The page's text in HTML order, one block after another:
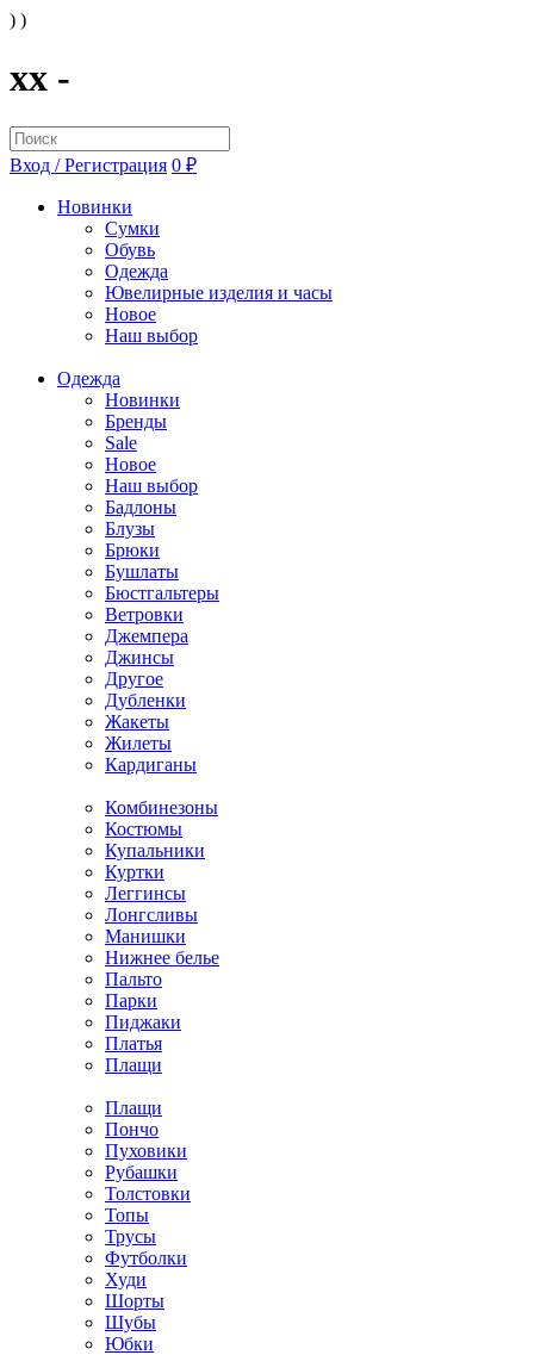
) )
xx -
Вход / Регистрация 0 ₽
Новинки
Сумки
Обувь
Одежда
Ювелирные изделия и часы
Новое
Наш выбор
Одежда
Новинки
Бренды
Sale
Новое
Наш выбор
Бадлоны
Блузы
Брюки
Бушлаты
Бюстгальтеры
Ветровки
Джемпера
Джинсы
Другое
Дубленки
Жакеты
Жилеты
Кардиганы
Комбинезоны
Костюмы
Купальники
Куртки
Леггинсы
Лонгсливы
Манишки
Нижнее белье
Пальто
Парки
Пиджаки
Платья
Плащи
Плащи
Пончо
Пуховики
Рубашки
Толстовки
Топы
Трусы
Футболки
Худи
Шорты
Шубы
Юбки